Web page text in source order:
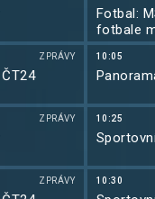
ZPRÁVY
ZPRÁVY
ZPRÁVY
Fotbal:
fotbale
2026
10:05
10:25
10:30